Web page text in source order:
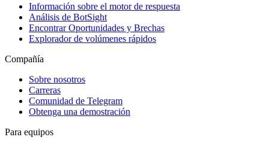
Información sobre el motor de respuesta
Análisis de BotSight
Encontrar Oportunidades y Brechas
Explorador de volúmenes rápidos
Compañía
Sobre nosotros
Carreras
Comunidad de Telegram
Obtenga una demostración
Para equipos